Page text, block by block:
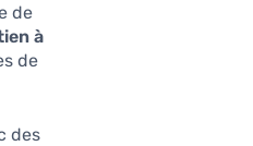
de
à
de
des